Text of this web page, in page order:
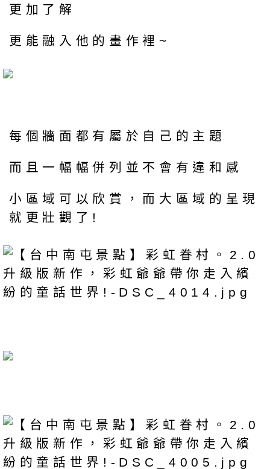
更加了解
更能融入他的畫作裡~
每個牆面都有屬於自己的主題
而且一幅幅併列並不會有違和感
小區域可以欣賞，而大區域的呈現
就更壯觀了!